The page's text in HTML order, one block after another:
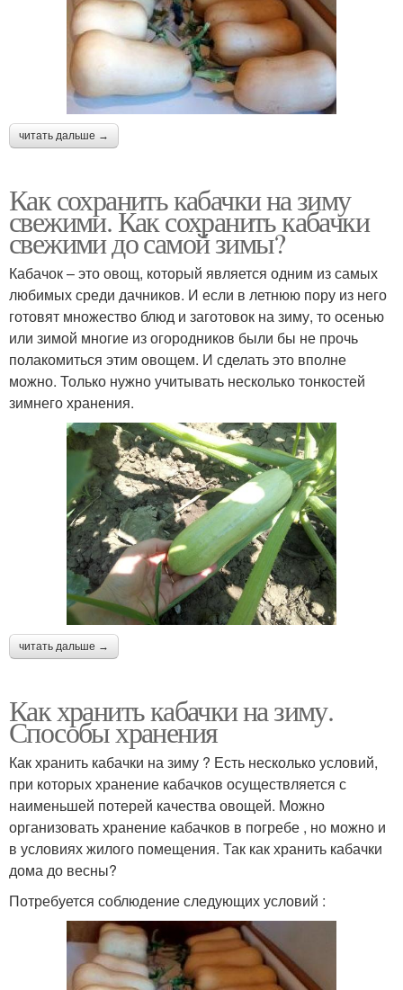
читать дальше →
Как сохранить кабачки на зиму
свежими. Как сохранить кабачки
свежими до самой зимы?
Кабачок – это овощ, который является одним из самых
любимых среди дачников. И если в летнюю пору из него
готовят множество блюд и заготовок на зиму, то осенью
или зимой многие из огородников были бы не прочь
полакомиться этим овощем. И сделать это вполне
можно. Только нужно учитывать несколько тонкостей
зимнего хранения.
читать дальше →
Как хранить кабачки на зиму.
Способы хранения
Как хранить кабачки на зиму ? Есть несколько условий,
при которых хранение кабачков осуществляется с
наименьшей потерей качества овощей. Можно
организовать хранение кабачков в погребе , но можно и
в условиях жилого помещения. Так как хранить кабачки
дома до весны?
Потребуется соблюдение следующих условий :